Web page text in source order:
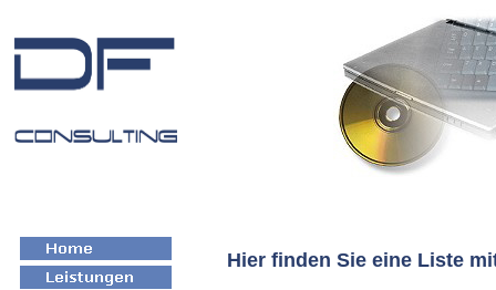
Hier finden Sie eine Liste